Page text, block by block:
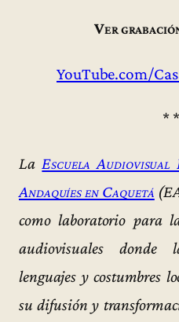
Ver
YouTube.com/
*
LaEscuela
Andaquíes en Caquetá
como laboratorio para
audiovisuales donde
lenguajes y costumbres
su difusión y